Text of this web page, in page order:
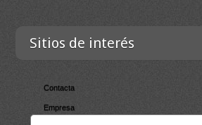
Sitios de interés
Contacta
Empresa